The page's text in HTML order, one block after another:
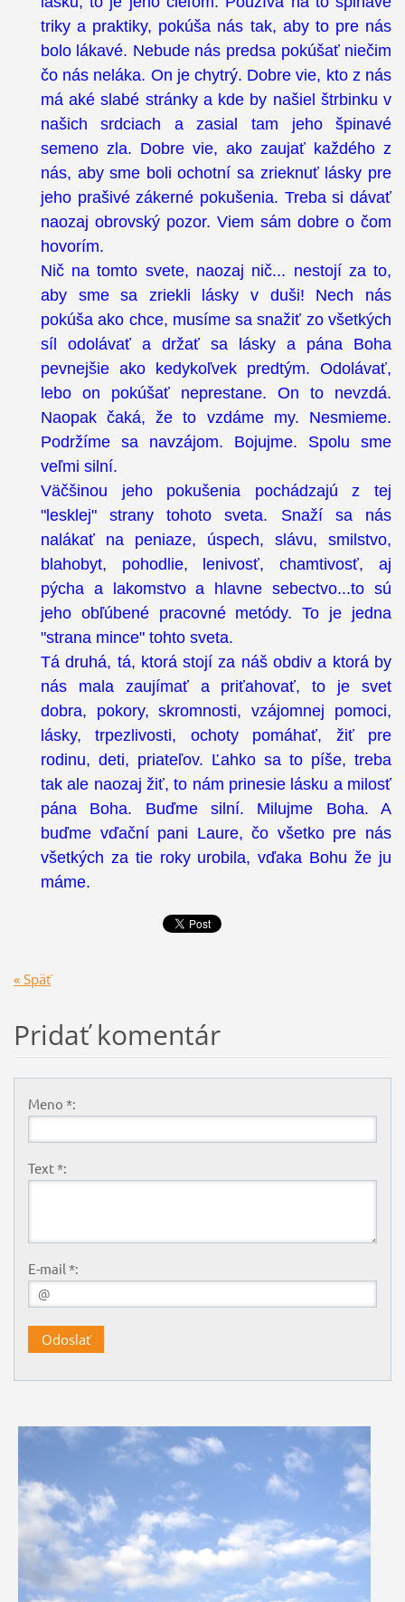
triky a praktiky, pokúša nás tak, aby to pre nás
bolo lákavé. Nebude nás predsa pokúšať niečim
čo nás neláka. On je chytrý. Dobre vie, kto z nás
má aké slabé stránky a kde by našiel štrbinku v
našich srdciach a zasial tam jeho špinavé
semeno zla. Dobre vie, ako zaujať každého z
nás, aby sme boli ochotní sa zrieknuť lásky pre
jeho prašivé zákerné pokušenia. Treba si dávať
naozaj obrovský pozor. Viem sám dobre o čom
hovorím.
Nič na tomto svete, naozaj nič... nestojí za to,
aby sme sa zriekli lásky v duši! Nech nás
pokúša ako chce, musíme sa snažiť zo všetkých
síl odolávať a držať sa lásky a pána Boha
pevnejšie ako kedykoľvek predtým. Odolávať,
lebo on pokúšať neprestane. On to nevzdá.
Naopak čaká, že to vzdáme my. Nesmieme.
Podržíme sa navzájom. Bojujme. Spolu sme
veľmi silní.
Väčšinou jeho pokušenia pochádzajú z tej
"lesklej" strany tohoto sveta. Snaží sa nás
nalákať na peniaze, úspech, slávu, smilstvo,
blahobyt, pohodlie, lenivosť, chamtivosť, aj
pýcha a lakomstvo a hlavne sebectvo...to sú
jeho obľúbené pracovné metódy. To je jedna
"strana mince" tohto sveta.
Tá druhá, tá, ktorá stojí za náš obdiv a ktorá by
nás mala zaujímať a priťahovať, to je svet
dobra, pokory, skromnosti, vzájomnej pomoci,
lásky, trpezlivosti, ochoty pomáhať, žiť pre
rodinu, deti, priateľov. Ľahko sa to píše, treba
tak ale naozaj žiť, to nám prinesie lásku a milosť
pána Boha. Buďme silní. Milujme Boha. A
buďme vďační pani Laure, čo všetko pre nás
všetkých za tie roky urobila, vďaka Bohu že ju
máme.
« Späť
Pridať komentár
Meno *:
Text *:
E-mail *: